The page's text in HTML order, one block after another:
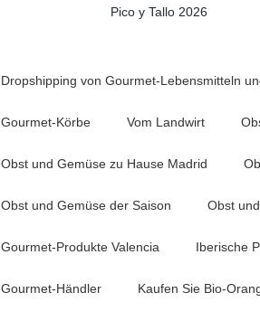
Pico y Tallo 2026
Dropshipping von Gourmet-Lebensmitteln
Gourmet-Körbe Vom Landwirt
Obst und Gemüse zu Hause Madrid
Obst und Gemüse der Saison Obst
Gourmet-Produkte Valencia Iberische
Gourmet-Händler Kaufen Sie Bio-